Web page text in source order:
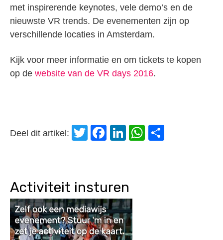
met inspirerende keynotes, vele demo’s en de
nieuwste VR trends. De evenementen zijn op
verschillende locaties in Amsterdam.
Kijk voor meer informatie en om tickets te kopen
op de website van de VR days 2016.
Deel dit artikel: Twitter
Facebook
LinkedIn
WhatsApp
Activiteit insturen